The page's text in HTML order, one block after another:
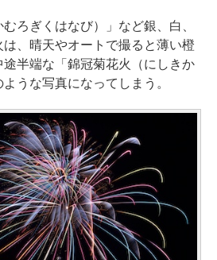
むろぎくはなび）」など銀、白、
、晴天やオートで撮ると薄い橙
半端な「錦冠菊花火（にしきか
うな写真になってしまう。